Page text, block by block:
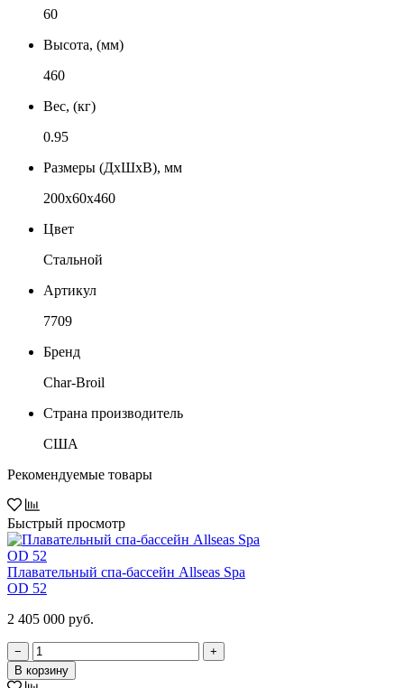
60
Высота, (мм)
460
Вес, (кг)
0.95
Размеры (ДxШxВ), мм
200x60x460
Цвет
Стальной
Артикул
7709
Бренд
Char-Broil
Страна производитель
США
Рекомендуемые товары
Быстрый просмотр
Плавательный спа-бассейн Allseas Spa
OD 52
2 405 000 руб.
−
+
В корзину